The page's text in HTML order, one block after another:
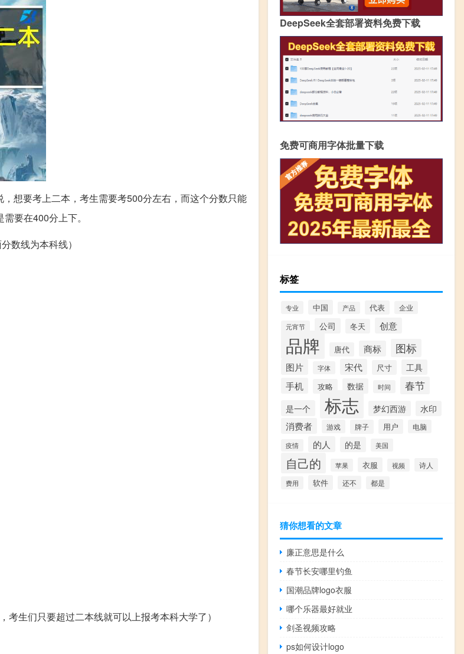
想要考上二本，考生需要考500分左右，而这个分数只能
要在400分上下。
数线为本科线）
生们只要超过二本线就可以上报考本科大学了）
DeepSeek全套部署资料免费下载
免费可商用字体批量下载
标签
专业 中国 产品 代表 企业
元宵节 公司 冬天 创意
品牌 唐代 商标 图标
图片 字体 宋代 尺寸 工具
手机 攻略 数据 时间 春节
是一个 标志 梦幻西游 水印
消费者 游戏 牌子 用户 电脑
疫情 的人 的是 美国
自己的 苹果 衣服 视频 诗人
费用 软件 还不 都是
猜你想看的文章
廉正意思是什么
春节长安哪里钓鱼
国潮品牌logo衣服
哪个乐器最好就业
剑圣视频攻略
ps如何设计logo